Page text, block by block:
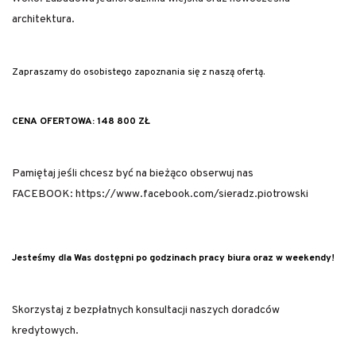
architektura.
Zapraszamy do osobistego zapoznania się z naszą ofertą.
CENA OFERTOWA: 148 800 ZŁ
Pamiętaj jeśli chcesz być na bieżąco obserwuj nas
FACEBOOK: https://www.facebook.com/sieradz.piotrowski
Jesteśmy dla Was dostępni po godzinach pracy biura oraz w weekendy!
Skorzystaj z bezpłatnych konsultacji naszych doradców
kredytowych.